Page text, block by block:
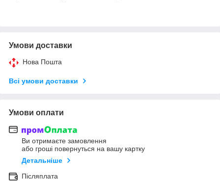
Умови доставки
Нова Пошта
Всі умови доставки
Умови оплати
Ви отримаєте замовлення
або гроші повернуться на вашу картку
Детальніше
Післяплата